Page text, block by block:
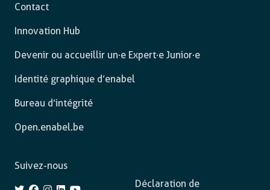
Contact
Innovation Hub
Devenir ou accueillir un·e Expert·e Junior·e
Identité graphique d’enabel
Bureau d’intégrité
Open.enabel.be
Déclaration de
Suivez-nous